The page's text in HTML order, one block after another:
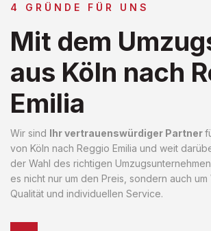
4 GRÜNDE FÜR UNS
Mit dem
aus Köln nach
Emilia
Wir sind Ihr vertrauenswürdiger Partner
von Köln nach Reggio Emilia und weit
der Wahl des richtigen
es nicht nur um den Preis, sondern auch um
Qualität und individuellen Service.